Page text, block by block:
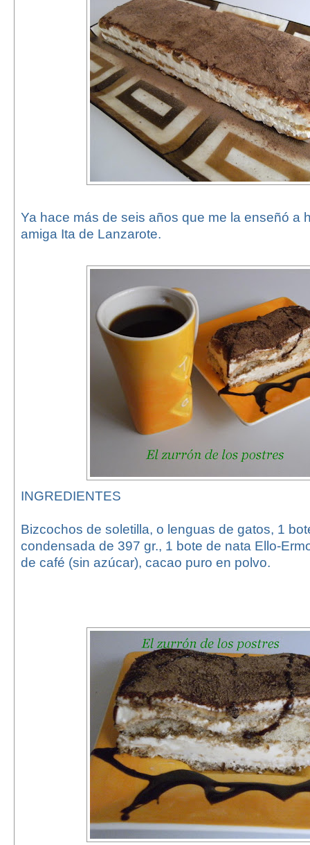
Ya hace más de seis años que me la enseñó a
amiga Ita de Lanzarote.
INGREDIENTES
Bizcochos de soletilla, o lenguas de gatos, 1
condensada de 397 gr., 1 bote de nata Ello-
de café (sin azúcar), cacao puro en polvo.